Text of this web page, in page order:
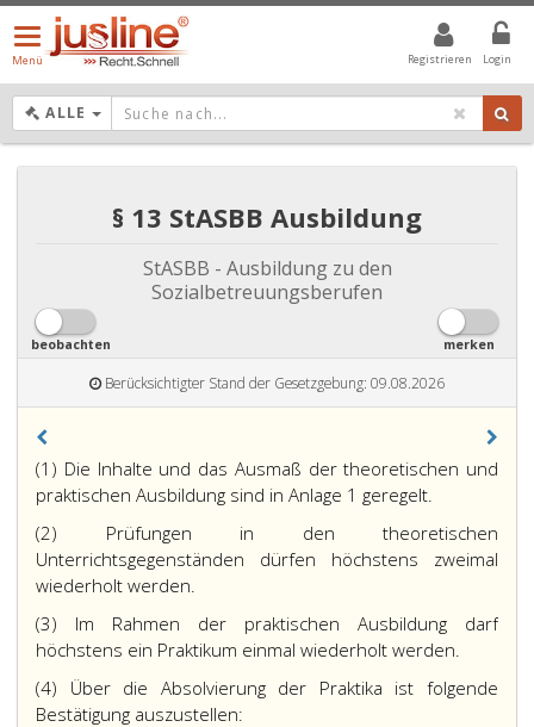
Registrieren Login
Menü
öffnen/schließen
Menü
ALLE DROPDOWN: GEWÄHLTER WERT IST ALLE
§ 13 StASBB Ausbildung
StASBB - Ausbildung zu den
Sozialbetreuungsberufen
beobachten merken
Berücksichtigter Stand der Gesetzgebung: 09.08.2026
(1) Die Inhalte und das Ausmaß der theoretischen und
praktischen Ausbildung sind in Anlage 1 geregelt.
(2) Prüfungen in den theoretischen
Unterrichtsgegenständen dürfen höchstens zweimal
wiederholt werden.
(3) Im Rahmen der praktischen Ausbildung darf
höchstens ein Praktikum einmal wiederholt werden.
(4) Über die Absolvierung der Praktika ist folgende
Bestätigung auszustellen: